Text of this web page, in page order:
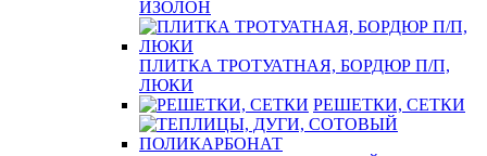
ИЗОЛОН
ПЛИТКА ТРОТУАТНАЯ, БОРДЮР П/П,
ЛЮКИ
РЕШЕТКИ, СЕТКИ